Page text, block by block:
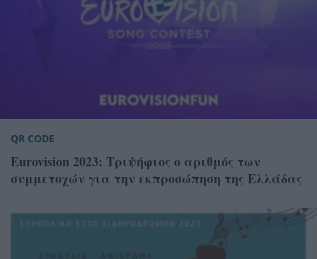
QR CODE
Eurovision 2023: Τριψήφιος ο αριθμός των
συμμετοχών για την εκπροσώπηση της Ελλάδας